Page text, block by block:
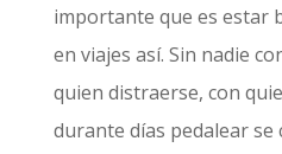
importante que es estar
en viajes así. Sin nadie
quien distraerse, con
durante días pedalear se